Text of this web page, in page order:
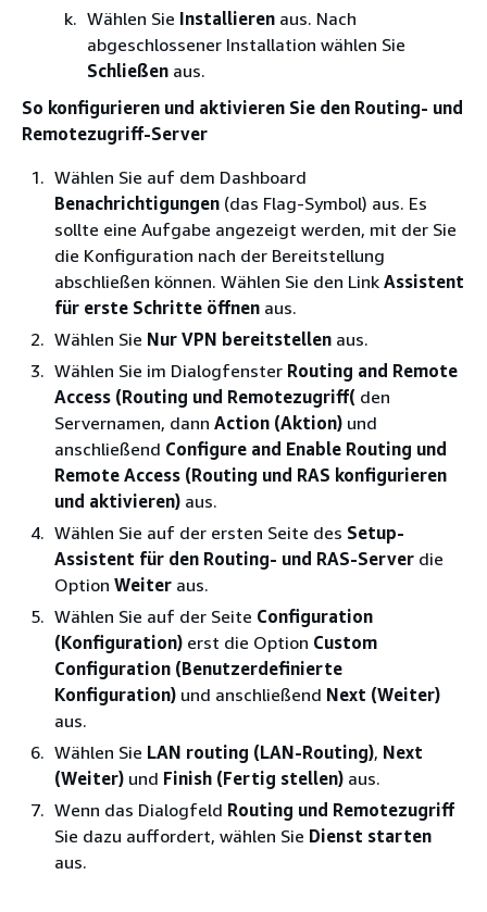
Wählen Sie Installieren aus. Nach
abgeschlossener Installation wählen Sie
Schließen aus.
So konfigurieren und aktivieren Sie den Routing- und
Remotezugriff-Server
Wählen Sie auf dem Dashboard
Benachrichtigungen (das Flag-Symbol) aus. Es
sollte eine Aufgabe angezeigt werden, mit der Sie
die Konfiguration nach der Bereitstellung
abschließen können. Wählen Sie den Link Assistent
für erste Schritte öffnen aus.
Wählen Sie Nur VPN bereitstellen aus.
Wählen Sie im Dialogfenster Routing and Remote
Access (Routing und Remotezugriff( den
Servernamen, dann Action (Aktion) und
anschließend Configure and Enable Routing und
Remote Access (Routing und RAS konfigurieren
und aktivieren) aus.
Wählen Sie auf der ersten Seite des Setup-
Assistent für den Routing- und RAS-Server die
Option Weiter aus.
Wählen Sie auf der Seite Configuration
(Konfiguration) erst die Option Custom
Configuration (Benutzerdefinierte
Konfiguration) und anschließend Next (Weiter)
aus.
Wählen Sie LAN routing (LAN-Routing), Next
(Weiter) und Finish (Fertig stellen) aus.
Wenn das Dialogfeld Routing und Remotezugriff
Sie dazu auffordert, wählen Sie Dienst starten
aus.